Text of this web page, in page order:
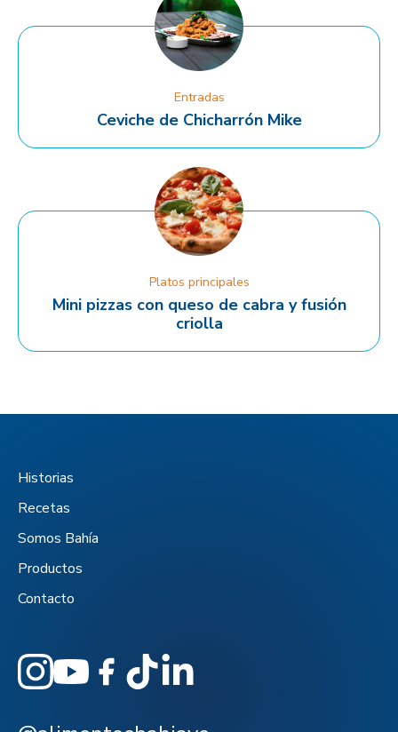
Entradas
Ceviche de Chicharrón Mike
Platos principales
Mini pizzas con queso de cabra y fusión
criolla
Historias
Recetas
Somos Bahía
Productos
Contacto